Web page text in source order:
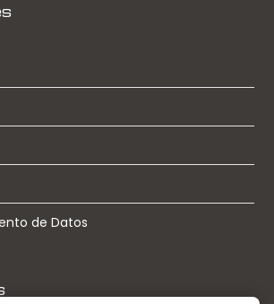
de Datos